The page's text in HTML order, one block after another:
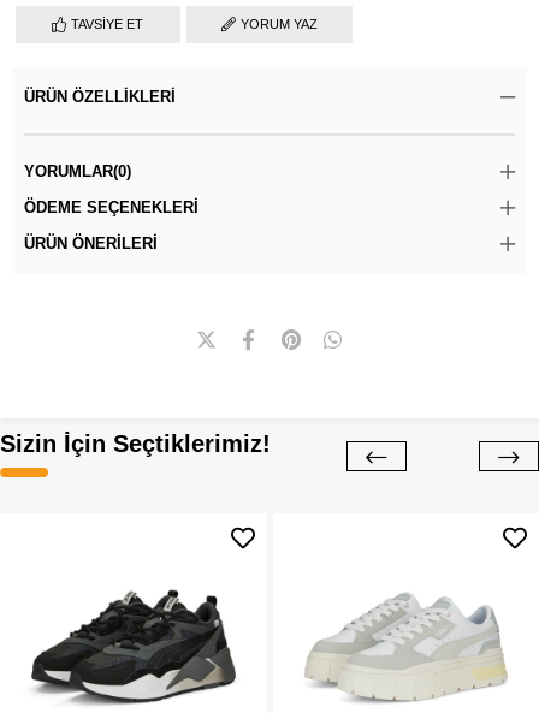
TAVSIYE ET YORUM YAZ
ÜRÜN ÖZELLIKLERI
YORUMLAR(0)
ÖDEME SEÇENEKLERI
ÜRÜN ÖNERILERI
Sizin İçin Seçtiklerimiz!